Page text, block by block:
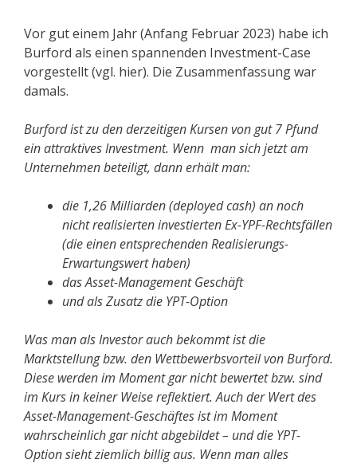
Vor gut einem Jahr (Anfang Februar 2023) habe ich
Burford als einen spannenden Investment-Case
vorgestellt (vgl. hier). Die Zusammenfassung war
damals.
Burford ist zu den derzeitigen Kursen von gut 7 Pfund
ein attraktives Investment. Wenn man sich jetzt am
Unternehmen beteiligt, dann erhält man:
die 1,26 Milliarden (deployed cash) an noch
nicht realisierten investierten Ex-YPF-Rechtsfällen
(die einen entsprechenden Realisierungs-
Erwartungswert haben)
das Asset-Management Geschäft
und als Zusatz die YPT-Option
Was man als Investor auch bekommt ist die
Marktstellung bzw. den Wettbewerbsvorteil von Burford.
Diese werden im Moment gar nicht bewertet bzw. sind
im Kurs in keiner Weise reflektiert. Auch der Wert des
Asset-Management-Geschäftes ist im Moment
wahrscheinlich gar nicht abgebildet – und die YPT-
Option sieht ziemlich billig aus. Wenn man alles